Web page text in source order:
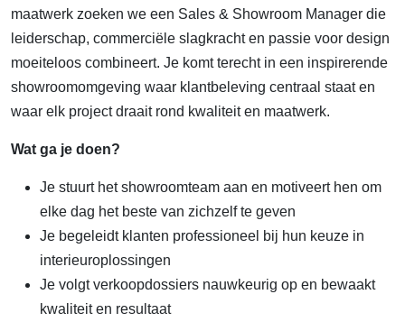
maatwerk zoeken we een Sales & Showroom Manager die
leiderschap, commerciële slagkracht en passie voor design
moeiteloos combineert. Je komt terecht in een inspirerende
showroomomgeving waar klantbeleving centraal staat en
waar elk project draait rond kwaliteit en maatwerk.
Wat ga je doen?
Je stuurt het showroomteam aan en motiveert hen om
elke dag het beste van zichzelf te geven
Je begeleidt klanten professioneel bij hun keuze in
interieuroplossingen
Je volgt verkoopdossiers nauwkeurig op en bewaakt
kwaliteit en resultaat